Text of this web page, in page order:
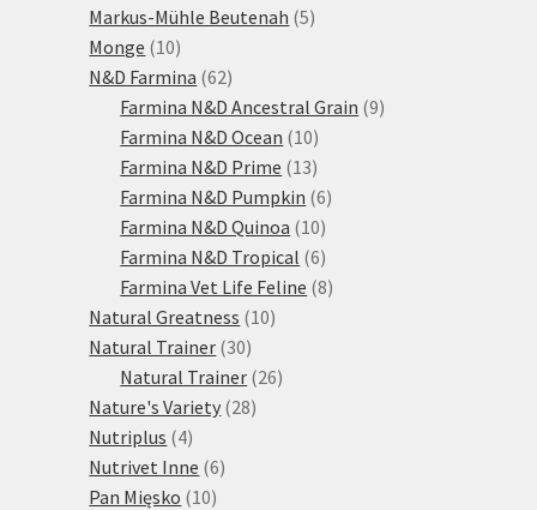
produktů
Markus-Mühle Beutenah 55
Monge 1010
produktů
N&D Farmina 6262
produktů
Farmina N&D Ancestral Grain 99
Farmina N&D Ocean 1010
produktů
Farmina N&D Prime 1313
produktů
Farmina N&D Pumpkin 66
Farmina N&D Quinoa 1010
produktů
Farmina N&D Tropical 66
produktů
Farmina Vet Life Feline 88
Natural Greatness 1010
Natural Trainer 3030
produktů
Natural Trainer 2626
Nature's Variety 2828
Nutriplus 44
produkty
Nutrivet Inne 66
Pan Mięsko 1010